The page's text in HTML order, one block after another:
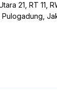
21, RT 11,